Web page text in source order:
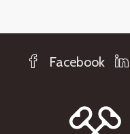
Facebook